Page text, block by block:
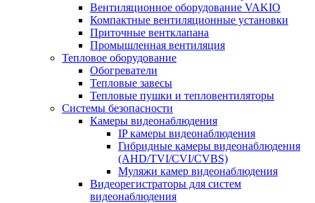
Вентиляционное оборудование VAKIO
Компактные вентиляционные установки
Приточные вентклапана
Промышленная вентиляция
Тепловое оборудование
Обогреватели
Тепловые завесы
Тепловые пушки и тепловентиляторы
Системы безопасности
Камеры видеонаблюдения
IP камеры видеонаблюдения
Гибридные камеры видеонаблюдения
(AHD/TVI/CVI/CVBS)
Муляжи камер видеонаблюдения
Видеорегистраторы для систем
видеонаблюдения